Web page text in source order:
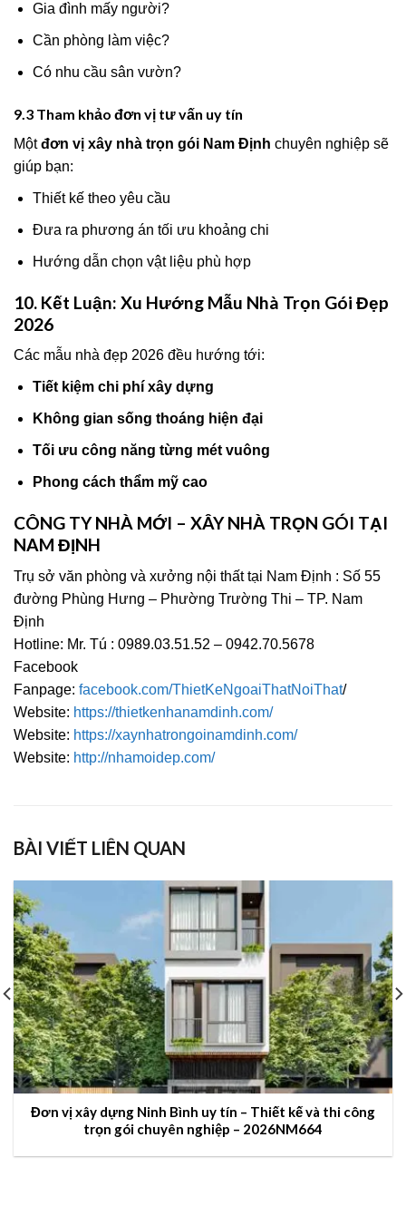
Gia đình mấy người?
Cần phòng làm việc?
Có nhu cầu sân vườn?
9.3 Tham khảo đơn vị tư vấn uy tín
Mộtđơn vị xây nhà trọn gói Nam Định chuyên nghiệp sẽ
giúp bạn:
Thiết kế theo yêu cầu
Đưa ra phương án tối ưu khoảng chi
Hướng dẫn chọn vật liệu phù hợp
10. Kết Luận: Xu Hướng Mẫu Nhà Trọn Gói Đẹp
2026
Các mẫu nhà đẹp 2026 đều hướng tới:
Tiết kiệm chi phí xây dựng
Không gian sống thoáng hiện đại
Tối ưu công năng từng mét vuông
Phong cách thẩm mỹ cao
CÔNG TY NHÀ MỚI – XÂY NHÀ TRỌN GÓI TẠI
NAM ĐỊNH
Trụ sở văn phòng và xưởng nội thất tại Nam Định : Số 55
đường Phùng Hưng – Phường Trường Thi – TP. Nam
Định
Hotline: Mr. Tú : 0989.03.51.52 – 0942.70.5678
Facebook
Fanpage: facebook.com/ThietKeNgoaiThatNoiThat/
Website: https://thietkenhanamdinh.com/
Website: https://xaynhatrongoinamdinh.com/
Website: http://nhamoidep.com/
BÀI VIẾT LIÊN QUAN
Đơn vị xây dựng Ninh Bình uy tín – Thiết kế và thi công
trọn gói chuyên nghiệp – 2026NM664